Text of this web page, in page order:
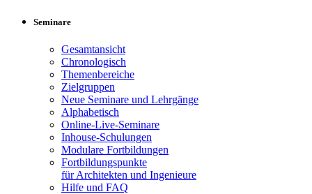
Seminare
Gesamtansicht
Chronologisch
Themenbereiche
Zielgruppen
Neue Seminare und Lehrgänge
Alphabetisch
Online-Live-Seminare
Inhouse-Schulungen
Modulare Fortbildungen
Fortbildungspunkte
für Architekten und Ingenieure
Hilfe und FAQ